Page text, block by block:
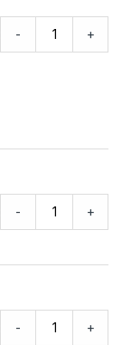
- +
- +
- +